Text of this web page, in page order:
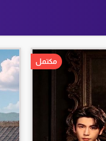
مكتمل